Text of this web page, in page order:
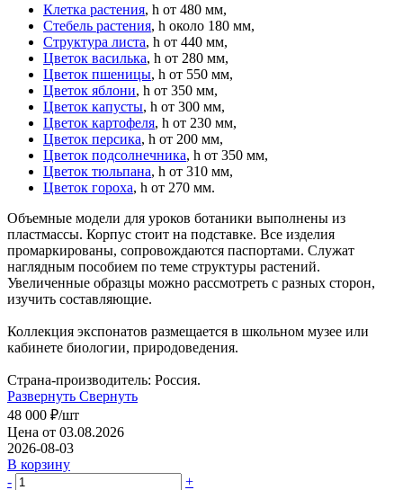
Клетка растения, h от 480 мм,
Стебель растения, h около 180 мм,
Структура листа, h от 440 мм,
Цветок василька, h от 280 мм,
Цветок пшеницы, h от 550 мм,
Цветок яблони, h от 350 мм,
Цветок капусты, h от 300 мм,
Цветок картофеля, h от 230 мм,
Цветок персика, h от 200 мм,
Цветок подсолнечника, h от 350 мм,
Цветок тюльпана, h от 310 мм,
Цветок гороха, h от 270 мм.
Объемные модели для уроков ботаники выполнены из
пластмассы. Корпус стоит на подставке. Все изделия
промаркированы, сопровождаются паспортами. Служат
наглядным пособием по теме структуры растений.
Увеличенные образцы можно рассмотреть с разных сторон,
изучить составляющие.
Коллекция экспонатов размещается в школьном музее или
кабинете биологии, природоведения.
Страна-производитель: Россия.
Развернуть Свернуть
48 000 ₽/шт
Цена от 03.08.2026
2026-08-03
В корзину
-
+